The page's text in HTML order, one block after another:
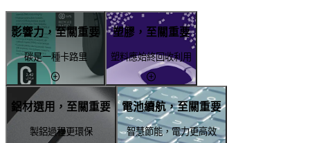
影響力，至關重要
碳是一種卡路里
塑膠，至關重要
塑料應始終回收利用
鋁材選用，至關重要
製鋁過程更環保
電池續航，至關重要
智慧節能，電力更高效